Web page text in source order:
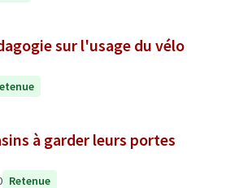
sur l'usage du vélo
à garder leurs portes
Retenue